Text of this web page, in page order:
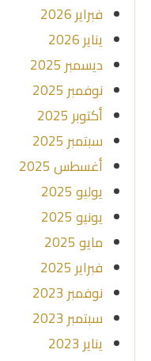
فبراير 2026
يناير 2026
ديسمبر 2025
نوفمبر 2025
أكتوبر 2025
سبتمبر 2025
أغسطس 2025
يوليو 2025
يونيو 2025
مايو 2025
فبراير 2025
نوفمبر 2023
سبتمبر 2023
يناير 2023